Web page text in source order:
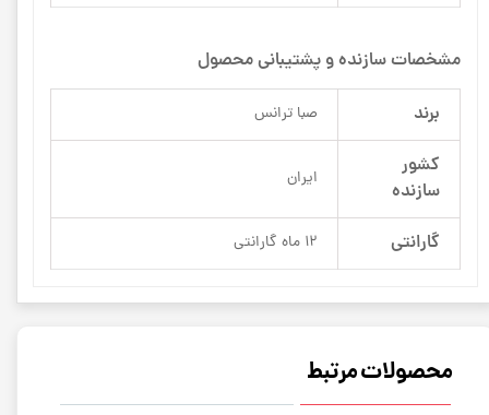
مشخصات سازنده و پشتیبانی محصول
برند صبا ترانس
کشور
سازنده
ایران
گارانتی 12 ماه گارانتی
محصولات مرتبط